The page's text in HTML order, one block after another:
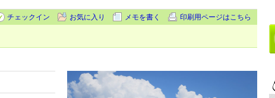
チェックイン お気に入り メモを書く 印刷用ページはこちら